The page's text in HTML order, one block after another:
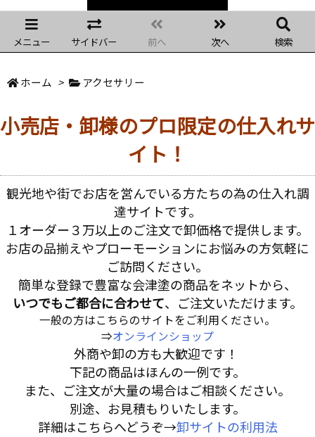
メニュー サイドバー 前へ 次へ 検索
ホーム > アクセサリー
小売店・卸様のプロ限定の仕入れサ
イト！
観光地や街でお店を営んでいる方たちの為の仕入れ調
達サイトです。
１オーダー３万以上のご注文で卸価格で提供します。
お店の品揃えやプローモーションにお悩みの方気軽に
ご訪問ください。
簡単な登録で豊富な会津塗の商品をネットから、
いつでもご都合に合わせて、ご注文いただけます。
一般の方はこちらのサイトをご利用ください。
⇒オンラインショップ
外商や卸の方も大歓迎です！
下記の商品はほんの一例です。
また、ご注文が大量の場合はご相談ください。
別途、お見積もりいたします。
詳細はこちらへどうぞ→卸サイトの利用法